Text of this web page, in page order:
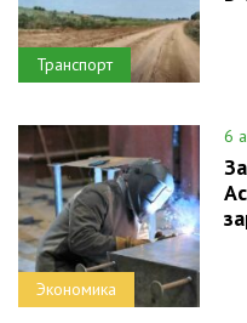
Транспорт
Экономика
6